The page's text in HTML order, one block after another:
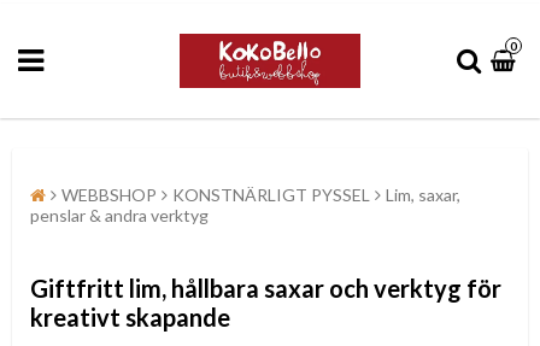
0
WEBBSHOP KONSTNÄRLIGT PYSSEL
Lim, saxar,
penslar & andra verktyg
Giftfritt lim, hållbara saxar och verktyg för
kreativt skapande